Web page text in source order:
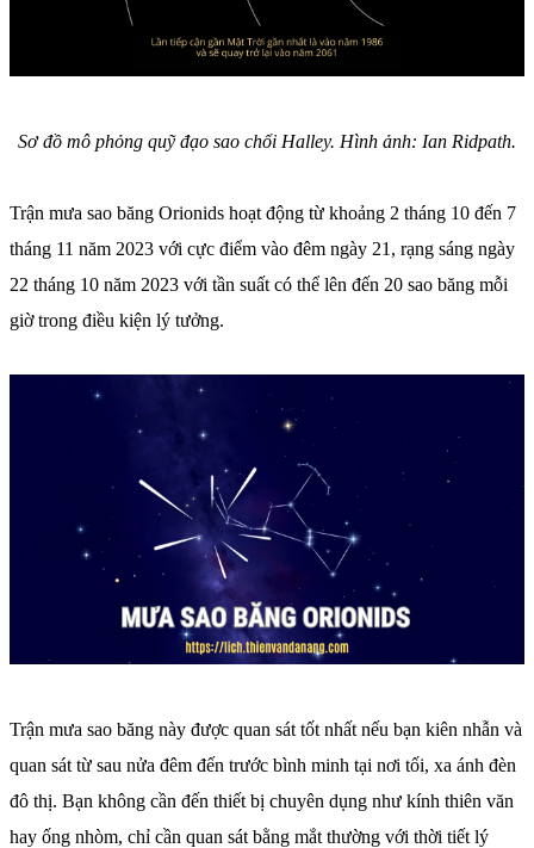
Sơ đồ mô phỏng quỹ đạo sao chổi Halley. Hình ảnh: Ian Ridpath.
Trận mưa sao băng Orionids hoạt động từ khoảng 2 tháng 10 đến 7
tháng 11 năm 2023 với cực điểm vào đêm ngày 21, rạng sáng ngày
22 tháng 10 năm 2023 với tần suất có thể lên đến 20 sao băng mỗi
giờ trong điều kiện lý tưởng.
Trận mưa sao băng này được quan sát tốt nhất nếu bạn kiên nhẫn và
quan sát từ sau nửa đêm đến trước bình minh tại nơi tối, xa ánh đèn
đô thị. Bạn không cần đến thiết bị chuyên dụng như kính thiên văn
hay ống nhòm, chỉ cần quan sát bằng mắt thường với thời tiết lý